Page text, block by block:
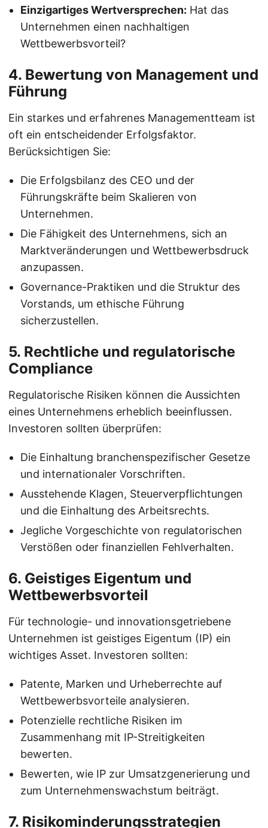
Einzigartiges Wertversprechen: Hat das
Unternehmen einen nachhaltigen
Wettbewerbsvorteil?
4. Bewertung von Management und
Führung
Ein starkes und erfahrenes Managementteam ist
oft ein entscheidender Erfolgsfaktor.
Berücksichtigen Sie:
Die Erfolgsbilanz des CEO und der
Führungskräfte beim Skalieren von
Unternehmen.
Die Fähigkeit des Unternehmens, sich an
Marktveränderungen und Wettbewerbsdruck
anzupassen.
Governance-Praktiken und die Struktur des
Vorstands, um ethische Führung
sicherzustellen.
5. Rechtliche und regulatorische
Compliance
Regulatorische Risiken können die Aussichten
eines Unternehmens erheblich beeinflussen.
Investoren sollten überprüfen:
Die Einhaltung branchenspezifischer Gesetze
und internationaler Vorschriften.
Ausstehende Klagen, Steuerverpflichtungen
und die Einhaltung des Arbeitsrechts.
Jegliche Vorgeschichte von regulatorischen
Verstößen oder finanziellen Fehlverhalten.
6. Geistiges Eigentum und
Wettbewerbsvorteil
Für technologie- und innovationsgetriebene
Unternehmen ist geistiges Eigentum (IP) ein
wichtiges Asset. Investoren sollten:
Patente, Marken und Urheberrechte auf
Wettbewerbsvorteile analysieren.
Potenzielle rechtliche Risiken im
Zusammenhang mit IP-Streitigkeiten
bewerten.
Bewerten, wie IP zur Umsatzgenerierung und
zum Unternehmenswachstum beiträgt.
7. Risikominderungsstrategien